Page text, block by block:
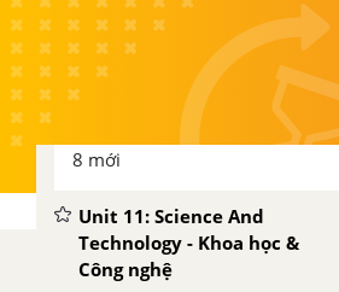
Reading – Unit 10 SBT Tiếng
Anh 8 mới
Writing – Unit 10 SBT Tiếng Anh
8 mới
Unit 11: Science And
Technology - Khoa học &
Công nghệ